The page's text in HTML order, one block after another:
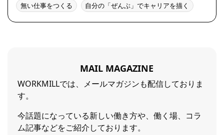
無い仕事をつくる 自分の「ぜんぶ」でキャリアを描く
MAIL MAGAZINE
WORKMILLでは、メールマガジンも配信しておりま
す。
今話題になっている新しい働き方や、働く場、コラ
ム記事などをご紹介しております。